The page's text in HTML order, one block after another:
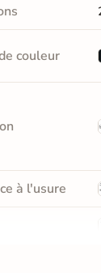
couleur
à l'usure